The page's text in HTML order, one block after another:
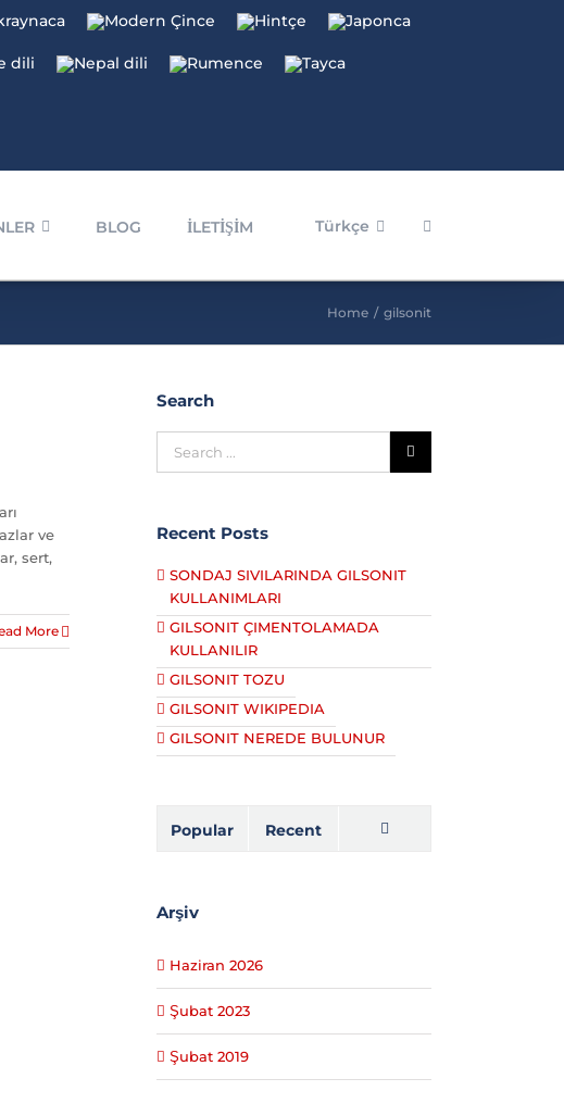
BLOG İLETİŞİM Türkçe
Home / gilsonit
ve
sert,
More
Search
Recent Posts
SONDAJ SIVILARINDA GILSONIT
KULLANIMLARI
GILSONIT ÇIMENTOLAMADA
KULLANILIR
GILSONIT TOZU
GILSONIT WIKIPEDIA
GILSONIT NEREDE BULUNUR
Popular Recent
Arşiv
Haziran 2026
Şubat 2023
Şubat 2019